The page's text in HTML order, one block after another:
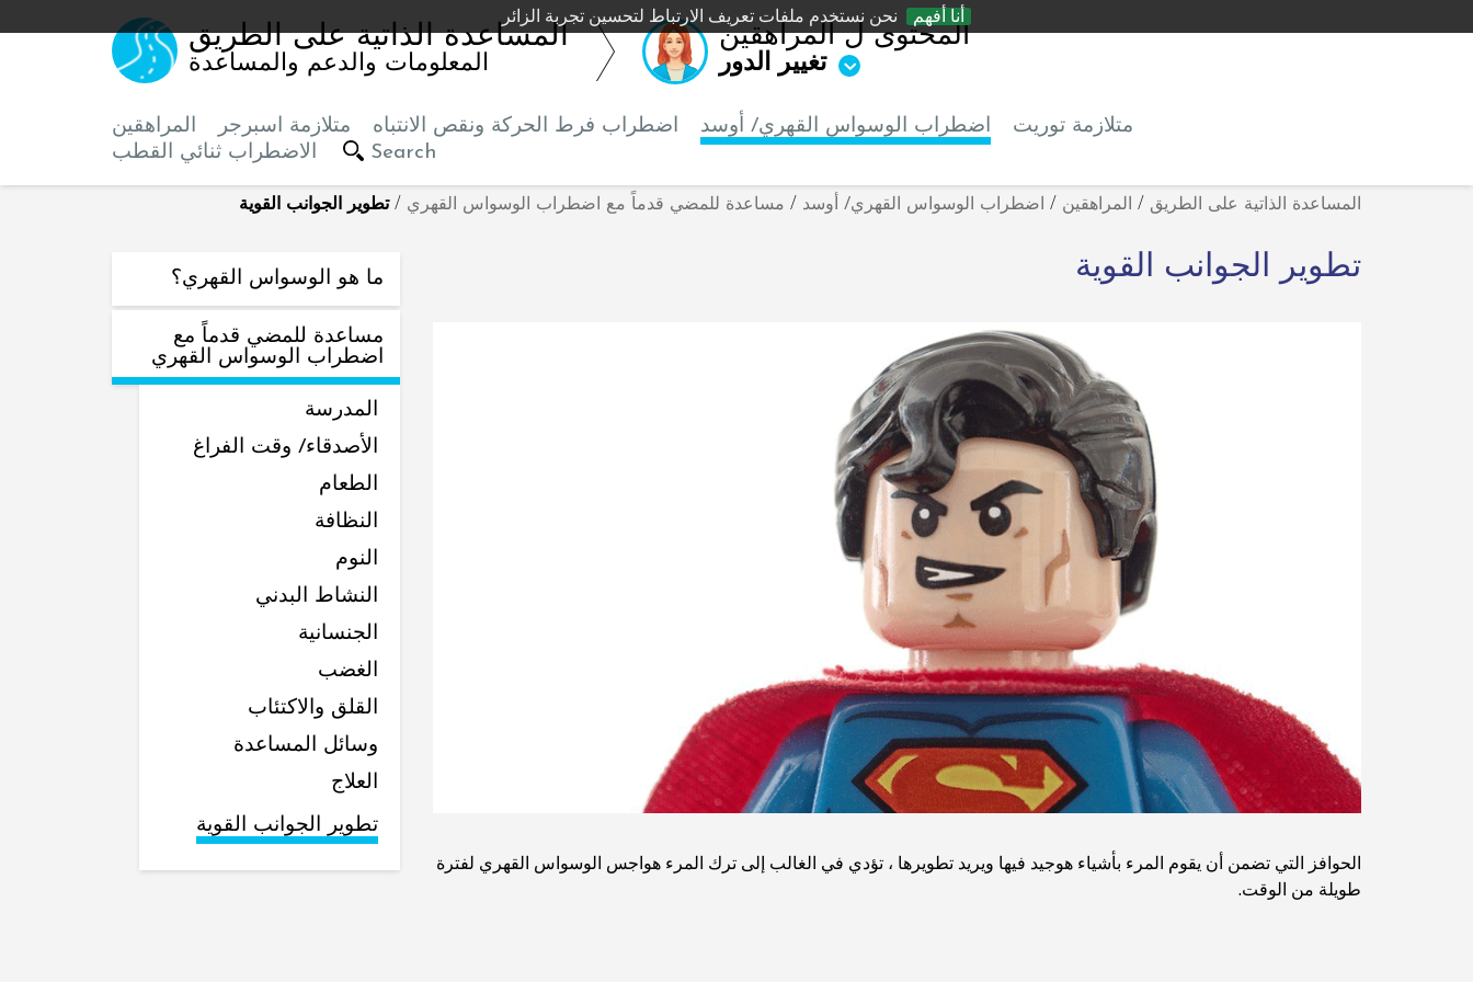
نحن نستخدم ملفات تعريف الارتباط لتحسين تجربة الزائر أنا أفهم
المساعدة الذاتية على الطريق
المعلومات والدعم والمساعدة
المحتوى ل المراهقين
تغيير الدور
المراهقين متلازمة اسبرجر اضطراب فرط الحركة ونقص الانتباه اضطراب الوسواس القهري/ أوسد
متلازمة توريت
الاضطراب ثنائي القطب
Search
المساعدة الذاتية على الطريق / المراهقين / اضطراب الوسواس القهري/ أوسد / مساعدة للمضي قدماً مع اضطراب الوسواس القهري / تطوير الجوانب القوية
ما هو الوسواس القهري؟
مساعدة للمضي قدماً مع
اضطراب الوسواس القهري
المدرسة
الأصدقاء/ وقت الفراغ
الطعام
النظافة
النوم
النشاط البدني
الجنسانية
الغضب
القلق والاكتئاب
وسائل المساعدة
العلاج
تطوير الجوانب القوية
تطوير الجوانب القوية
الحوافز التي تضمن أن يقوم المرء بأشياء هوجيد فيها ويريد تطويرها ، تؤدي في الغالب إلى ترك المرء هواجس الوسواس القهري لفترة
طويلة من الوقت.